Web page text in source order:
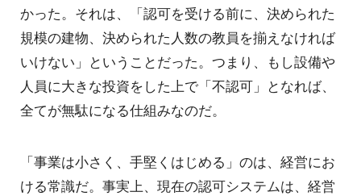
かった。それは、「認可を受ける前に、決められた
規模の建物、決められた人数の教員を揃えなければ
いけない」ということだった。つまり、もし設備や
人員に大きな投資をした上で「不認可」となれば、
全てが無駄になる仕組みなのだ。
「事業は小さく、手堅くはじめる」のは、経営にお
ける常識だ。事実上、現在の認可システムは、経営